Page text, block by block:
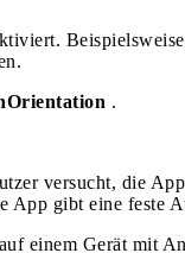
.
versucht, die
App gibt eine feste
einem Gerät mit